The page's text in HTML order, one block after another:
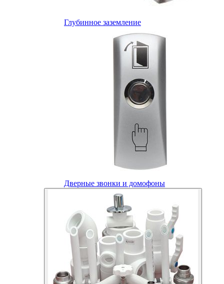
Глубинное заземление
Дверные звонки и домофоны